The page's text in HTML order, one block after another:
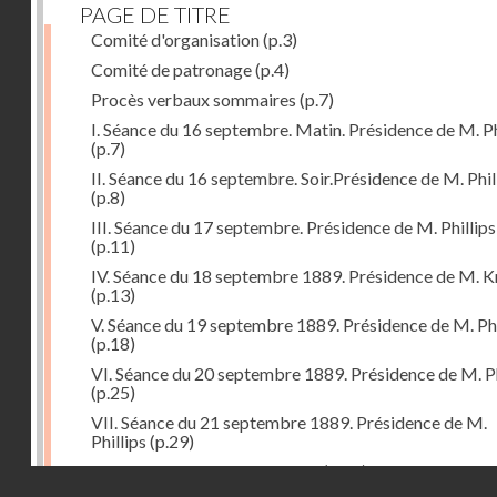
PAGE DE TITRE
Comité d'organisation(p.3)
Comité de patronage(p.4)
Procès verbaux sommaires (p.7)
I. Séance du 16 septembre. Matin. Présidence de M.
(p.7)
II. Séance du 16 septembre. Soir.Présidence de M.
(p.8)
III. Séance du 17 septembre. Présidence de M. Phillips
(p.11)
IV. Séance du 18 septembre 1889. Présidence de M.
(p.13)
V. Séance du 19 septembre 1889. Présidence de M.
(p.18)
VI. Séance du 20 septembre 1889. Présidence de M.
(p.25)
VII. Séance du 21 septembre 1889. Présidence de M.
Phillips (p.29)
Voeux formulés par le congrès(p.35)